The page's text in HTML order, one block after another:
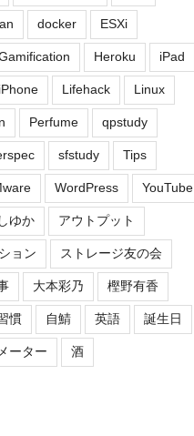
docker ESXi
Heroku iPad
Lifehack Linux
Perfume qpstudy
sfstudy Tips
WordPress YouTube
ゆか アウトプット
ョン ストレージ友の会
大本彩乃 樫野有香
慣 自鯖 英語 誕生日
ーター 酒